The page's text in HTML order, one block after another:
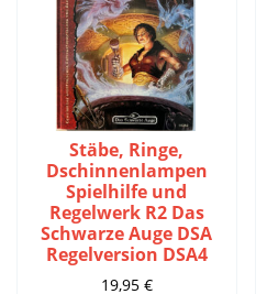
Stäbe, Ringe,
Dschinnenlampen
Spielhilfe und
Regelwerk R2 Das
Schwarze Auge DSA
Regelversion DSA4
19,95 €